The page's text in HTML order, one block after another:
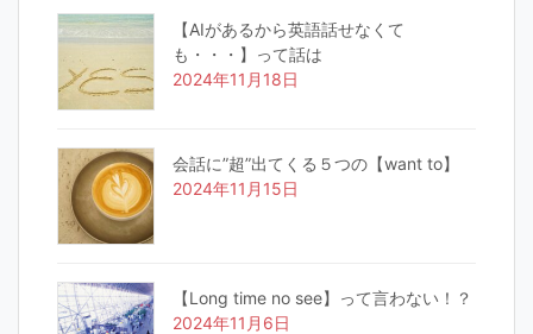
【AIがあるから英語話せなくて
も・・・】って話は
2024年11月18日
会話に”超”出てくる５つの【want to】
2024年11月15日
【Long time no see】って言わない！？
2024年11月6日